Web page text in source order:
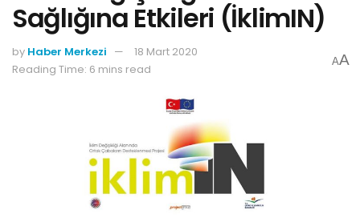
Sağlığına Etkileri (İklimIN)
by Haber Merkezi
18 Mart 2020
Reading Time: 6 mins read
AA